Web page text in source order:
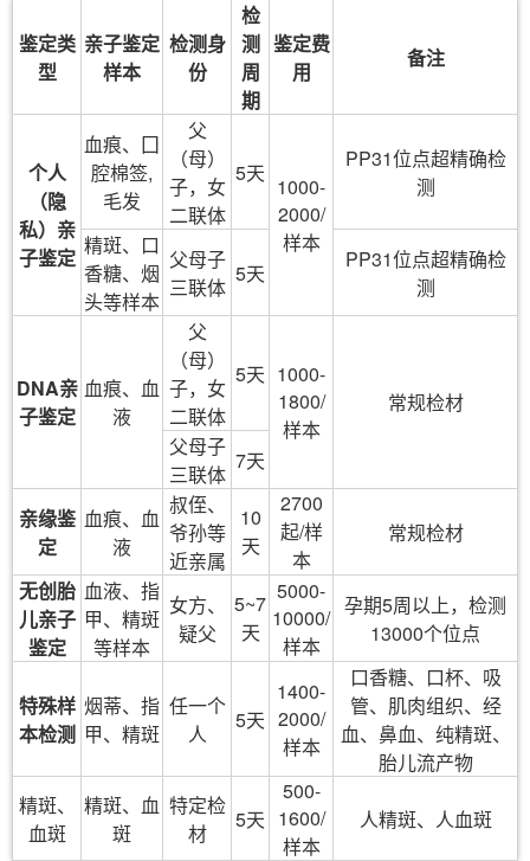
鉴定类
型
亲子鉴定
样本
检测身
份
检
测
周
期
鉴定费
用
备注
个人
（隐
私）亲
子鉴定
血痕、囗
腔棉签,
毛发
父
（母）
子，女
二联体
5天
1000-
2000/
样本
PP31位点超精确检
测
精斑、口
香糖、烟
头等样本
父母子
三联体
5天
PP31位点超精确检
测
DNA亲
子鉴定
血痕、血
液
父
（母）
子，女
二联体
5天 1000-
1800/
样本
常规检材
父母子
三联体
7天
亲缘鉴
定
血痕、血
液
叔侄、
爷孙等
近亲属
10
天
2700
起/样
本
常规检材
无创胎
儿亲子
鉴定
血液、指
甲、精斑
等样本
女方、
疑父
5~7
天
5000-
10000/
样本
孕期5周以上，检测
13000个位点
特殊样
本检测
烟蒂、指
甲、精斑
任一个
人
5天
1400-
2000/
样本
口香糖、口杯、吸
管、肌肉组织、经
血、鼻血、纯精斑、
胎儿流产物
精斑、
血斑
精斑、血
斑
特定检
材
5天
500-
1600/
样本
人精斑、人血斑